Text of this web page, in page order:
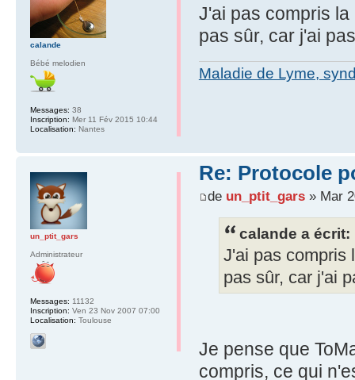
J'ai pas compris
pas sûr, car j'ai
Maladie de Lyme,
calande
Bébé melodien
Messages: 38
Inscription: Mer 11 Fév 2015 10:44
Localisation: Nantes
Re: Protocole
de un_ptit_gars» Mar
calande a écrit:
J'ai pas compris
pas sûr, car j'ai
Je pense que
compris, ce qui
un_ptit_gars
Administrateur
Messages: 11132
Inscription: Ven 23 Nov 2007 07:00
Localisation: Toulouse